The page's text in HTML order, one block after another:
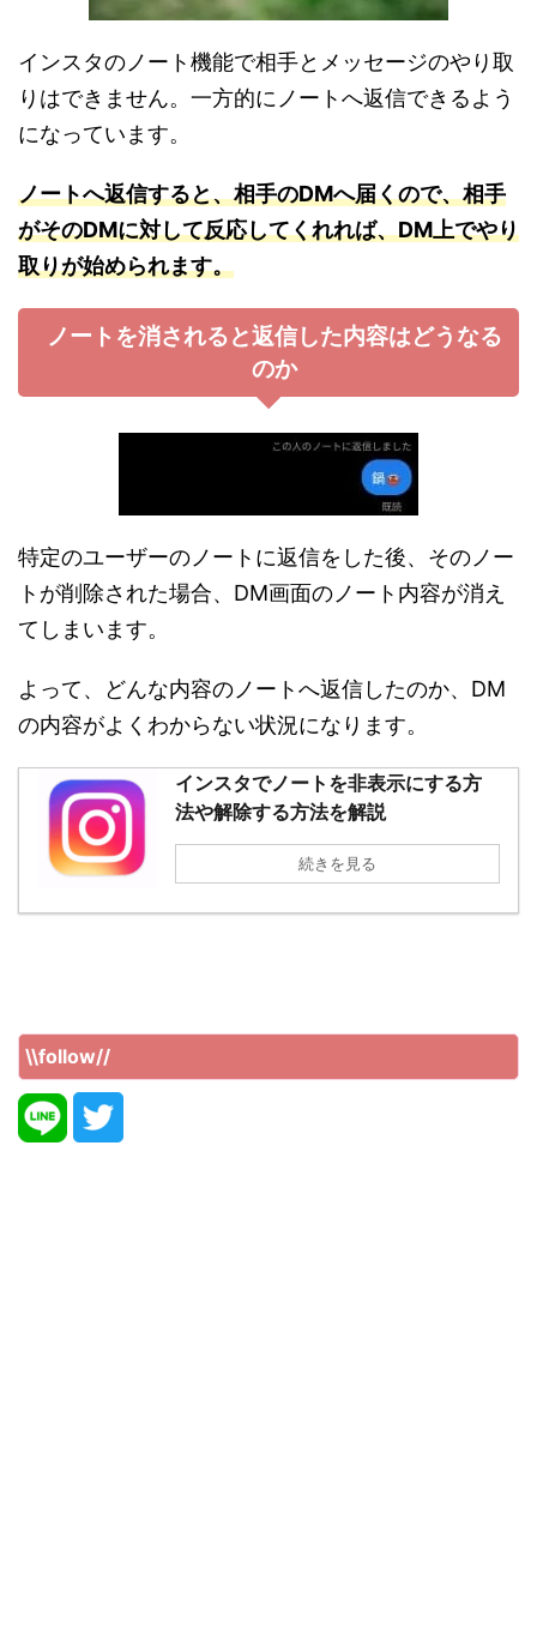
インスタのノート機能で相手とメッセージのやり取
りはできません。一方的にノートへ返信できるよう
になっています。
ノートへ返信すると、相手のDMへ届くので、相手
がそのDMに対して反応してくれれば、DM上でやり
取りが始められます。
ノートを消されると返信した内容はどうなる
のか
特定のユーザーのノートに返信をした後、そのノー
トが削除された場合、DM画面のノート内容が消え
てしまいます。
よって、どんな内容のノートへ返信したのか、DM
の内容がよくわからない状況になります。
インスタでノートを非表示にする方
法や解除する方法を解説
続きを見る
\\follow//